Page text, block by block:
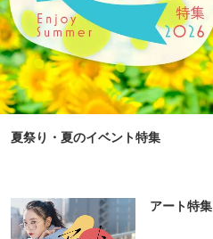
夏祭り・夏のイベント特集
アート特集